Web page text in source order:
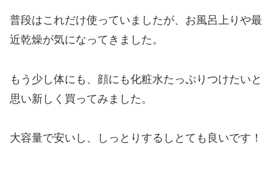
普段はこれだけ使っていましたが、お風呂上りや最
近乾燥が気になってきました。
もう少し体にも、顔にも化粧水たっぷりつけたいと
思い新しく買ってみました。
大容量で安いし、しっとりするしとても良いです！